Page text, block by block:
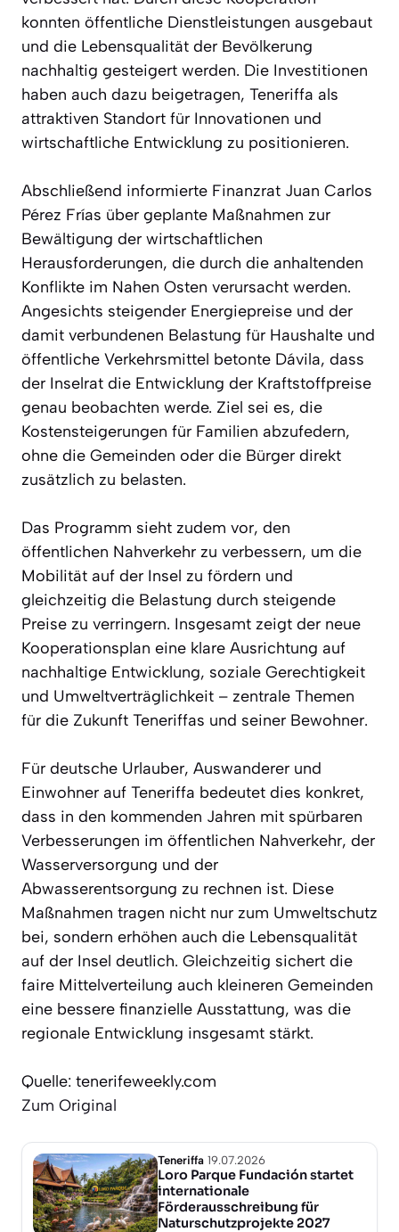
konnten öffentliche Dienstleistungen ausgebaut
und die Lebensqualität der Bevölkerung
nachhaltig gesteigert werden. Die Investitionen
haben auch dazu beigetragen, Teneriffa als
attraktiven Standort für Innovationen und
wirtschaftliche Entwicklung zu positionieren.
Abschließend informierte Finanzrat Juan Carlos
Pérez Frías über geplante Maßnahmen zur
Bewältigung der wirtschaftlichen
Herausforderungen, die durch die anhaltenden
Konflikte im Nahen Osten verursacht werden.
Angesichts steigender Energiepreise und der
damit verbundenen Belastung für Haushalte und
öffentliche Verkehrsmittel betonte Dávila, dass
der Inselrat die Entwicklung der Kraftstoffpreise
genau beobachten werde. Ziel sei es, die
Kostensteigerungen für Familien abzufedern,
ohne die Gemeinden oder die Bürger direkt
zusätzlich zu belasten.
Das Programm sieht zudem vor, den
öffentlichen Nahverkehr zu verbessern, um die
Mobilität auf der Insel zu fördern und
gleichzeitig die Belastung durch steigende
Preise zu verringern. Insgesamt zeigt der neue
Kooperationsplan eine klare Ausrichtung auf
nachhaltige Entwicklung, soziale Gerechtigkeit
und Umweltverträglichkeit – zentrale Themen
für die Zukunft Teneriffas und seiner Bewohner.
Für deutsche Urlauber, Auswanderer und
Einwohner auf Teneriffa bedeutet dies konkret,
dass in den kommenden Jahren mit spürbaren
Verbesserungen im öffentlichen Nahverkehr, der
Wasserversorgung und der
Abwasserentsorgung zu rechnen ist. Diese
Maßnahmen tragen nicht nur zum Umweltschutz
bei, sondern erhöhen auch die Lebensqualität
auf der Insel deutlich. Gleichzeitig sichert die
faire Mittelverteilung auch kleineren Gemeinden
eine bessere finanzielle Ausstattung, was die
regionale Entwicklung insgesamt stärkt.
Quelle: tenerifeweekly.com
Zum Original
Teneriffa 19.07.2026
Loro Parque Fundación startet
internationale
Förderausschreibung für
Naturschutzprojekte 2027